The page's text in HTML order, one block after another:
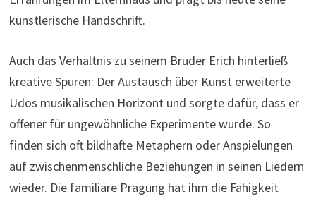
künstlerische Handschrift.
Auch das Verhältnis zu seinem Bruder Erich hinterließ
kreative Spuren: Der Austausch über Kunst erweiterte
Udos musikalischen Horizont und sorgte dafür, dass er
offener für ungewöhnliche Experimente wurde. So
finden sich oft bildhafte Metaphern oder Anspielungen
auf zwischenmenschliche Beziehungen in seinen Liedern
wieder. Die familiäre Prägung hat ihm die Fähigkeit